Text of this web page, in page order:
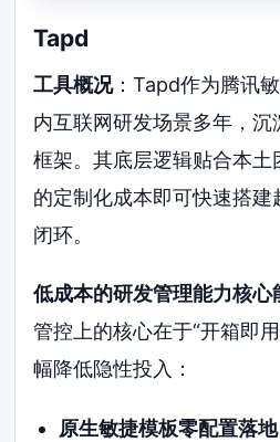
Tapd
工具概况：Tapd作为腾讯
内互联网研发场景多年，
框架。其底层逻辑贴合本土
的定制化成本即可快速搭
闭环。
低成本的研发管理能力核心
管控上的核心在于“开箱即
幅降低隐性投入：
原生敏捷模板零配置落地